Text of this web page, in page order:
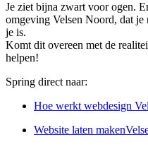
Je ziet bijna zwart voor ogen.
omgeving Velsen Noord, dat
je is.
Komt dit overeen met de
helpen!
Spring direct naar:
Hoe werkt webdesign
Website laten